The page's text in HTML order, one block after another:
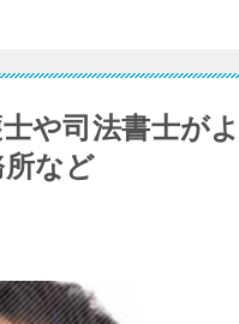
や司法書士が
など